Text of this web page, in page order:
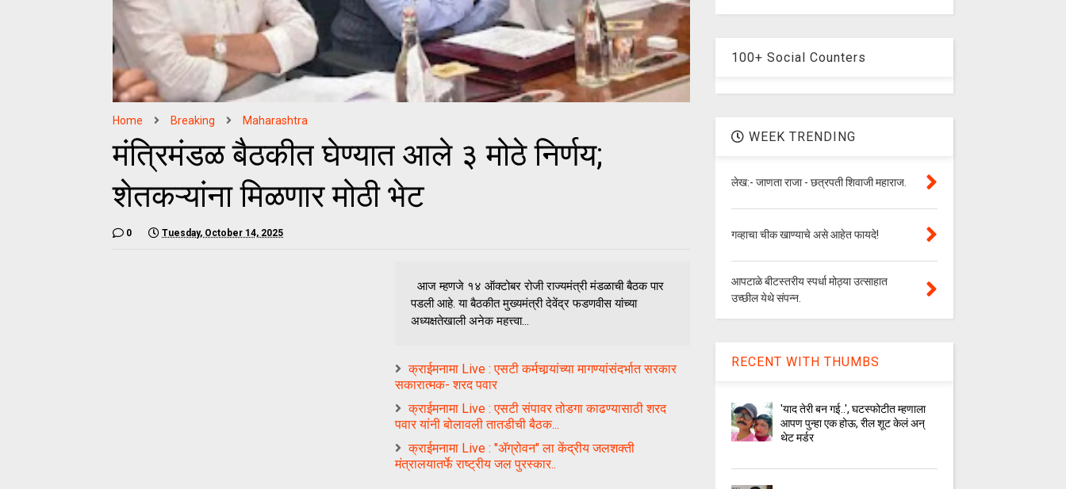
Home Breaking Maharashtra
मंत्रिमंडळ बैठकीत घेण्यात आले ३ मोठे निर्णय;
शेतकऱ्यांना मिळणार मोठी भेट
0 Tuesday, October 14, 2025
आज म्हणजे १४ ऑक्टोबर रोजी राज्यमंत्री मंडळाची बैठक पार
पडली आहे. या बैठकीत मुख्यमंत्री देवेंद्र फडणवीस यांच्या
अध्यक्षतेखाली अनेक महत्त्वा...
क्राईमनामा Live : एसटी कर्मचार्‍यांच्या मागण्यांसंदर्भात सरकार
सकारात्मक- शरद पवार
क्राईमनामा Live : एसटी संपावर तोडगा काढण्यासाठी शरद
पवार यांनी बोलावली तातडीची बैठक...
क्राईमनामा Live : "ॲग्रोवन" ला केंद्रीय जलशक्ती
मंत्रालयातर्फे राष्ट्रीय जल पुरस्कार..
100+ Social Counters
WEEK TRENDING
लेख:- जाणता राजा - छत्रपती शिवाजी महाराज.
गव्हाचा चीक खाण्याचे असे आहेत फायदे!
आपटाळे बीटस्तरीय स्पर्धा मोठ्या उत्साहात
उच्छील येथे संपन्न.
RECENT WITH THUMBS
'याद तेरी बन गई..', घटस्फोटीत म्हणाला
आपण पुन्हा एक होऊ, रील शूट केलं अन्
थेट मर्डर